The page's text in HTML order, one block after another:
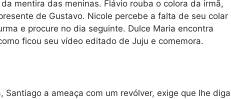
mentira das meninas. Flávio rouba o colora da irmã,
de Gustavo. Nicole percebe a falta de seu colar
e procure no dia seguinte. Dulce Maria encontra
ficou seu vídeo editado de Juju e comemora.
a ameaça com um revólver, exige que lhe diga